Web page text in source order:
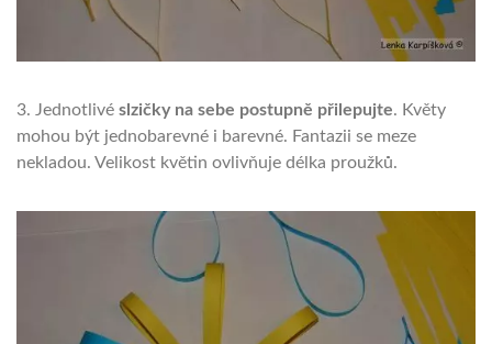
3. Jednotlivé slzičky na sebe postupně přilepujte. Květy
mohou být jednobarevné i barevné. Fantazii se meze
nekladou. Velikost květin ovlivňuje délka proužků.